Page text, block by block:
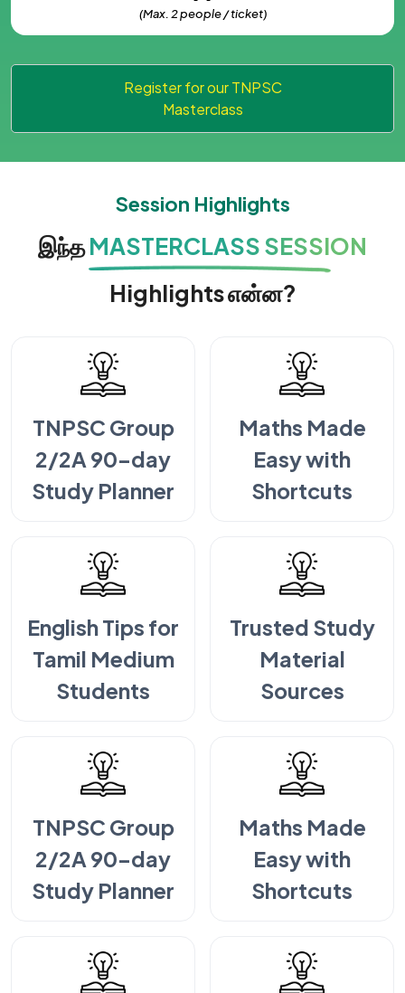
(Max. 2 people / ticket)
Register for our TNPSC
Masterclass
Session Highlights
இந்தMASTERCLASS SESSION
Highlights என்ன?
TNPSC Group
2/2A 90-day
Study Planner
Maths Made
Easy with
Shortcuts
English Tips for
Tamil Medium
Students
Trusted Study
Material
Sources
TNPSC Group
2/2A 90-day
Study Planner
Maths Made
Easy with
Shortcuts